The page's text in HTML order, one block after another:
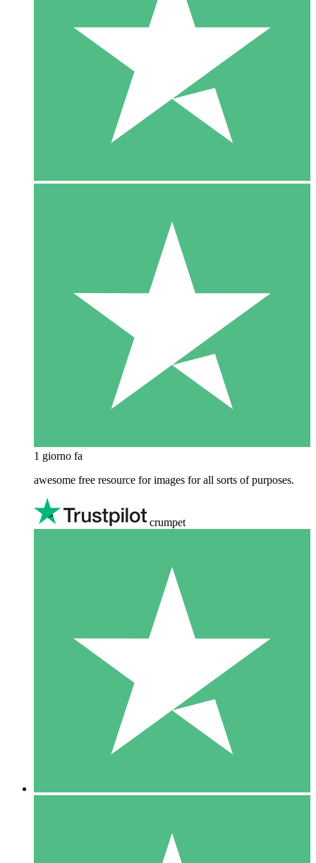
1 giorno fa
awesome free resource for images for all sorts of purposes.
crumpet